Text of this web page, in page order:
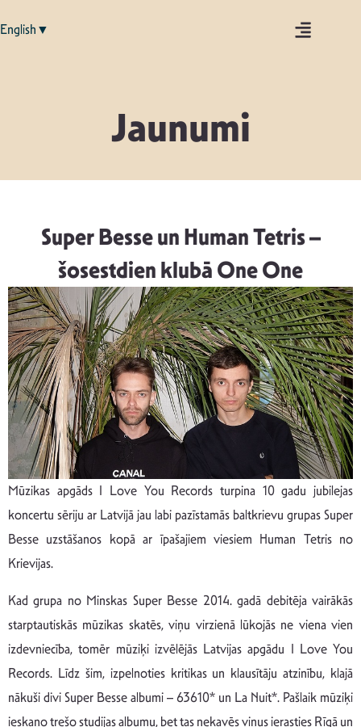
English▼
Jaunumi
Super Besse un Human Tetris –
šosestdien klubā One One
Mūzikas apgāds I Love You Records turpina 10 gadu jubilejas
koncertu sēriju ar Latvijā jau labi pazīstamās baltkrievu grupas Super
Besse uzstāšanos kopā ar īpašajiem viesiem Human Tetris no
Krievijas.
Kad grupa no Minskas Super Besse 2014. gadā debitēja vairākās
starptautiskās mūzikas skatēs, viņu virzienā lūkojās ne viena vien
izdevniecība, tomēr mūziķi izvēlējās Latvijas apgādu I Love You
Records. Līdz šim, izpelnoties kritikas un klausītāju atzinību, klajā
nākuši divi Super Besse albumi – 63610* un La Nuit*. Pašlaik mūziķi
ieskaņo trešo studijas albumu, bet tas nekavēs viņus ierasties Rīgā un